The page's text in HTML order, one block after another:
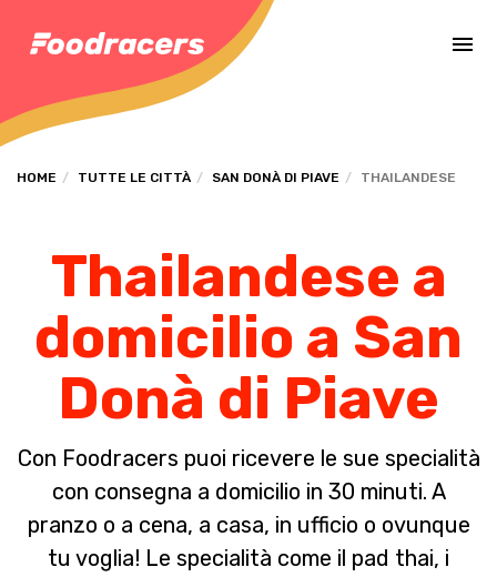
HOME TUTTE LE CITTÀ SAN DONÀ DI PIAVE THAILANDESE
Thailandese a
domicilio a San
Donà di Piave
Con Foodracers puoi ricevere le sue specialità
con consegna a domicilio in 30 minuti. A
pranzo o a cena, a casa, in ufficio o ovunque
tu voglia! Le specialità come il pad thai, i